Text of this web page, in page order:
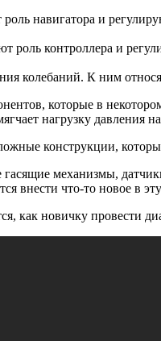
навигатора и
роль контроллера и
колебаний. К ним
которые в
нагрузку давления
конструкции,
механизмы,
внести что-то новое в
как новичку провести